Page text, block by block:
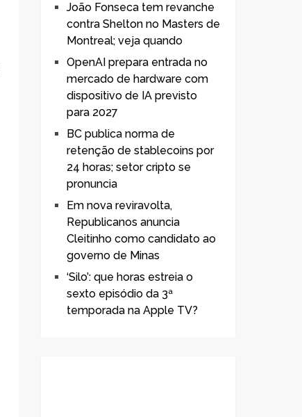
João Fonseca tem revanche
contra Shelton no Masters de
Montreal; veja quando
OpenAI prepara entrada no
mercado de hardware com
dispositivo de IA previsto
para 2027
BC publica norma de
retenção de stablecoins por
24 horas; setor cripto se
pronuncia
Em nova reviravolta,
Republicanos anuncia
Cleitinho como candidato ao
governo de Minas
‘Silo’: que horas estreia o
sexto episódio da 3ª
temporada na Apple TV?